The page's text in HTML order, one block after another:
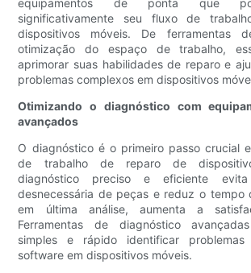
significativamente seu fluxo de
dispositivos móveis. De ferramentas
otimização do espaço de trabalho,
aprimorar suas habilidades de reparo e
problemas complexos em dispositivos
Otimizando o diagnóstico com
avançados
O diagnóstico é o primeiro passo crucial
de trabalho de reparo de
diagnóstico preciso e eficiente
desnecessária de peças e reduz o tempo
em última análise, aumenta a
Ferramentas de diagnóstico
simples e rápido identificar
software em dispositivos móveis.